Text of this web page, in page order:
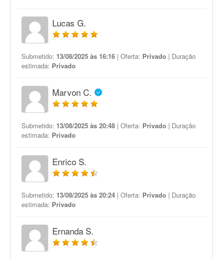
Lucas G.
Submetido: 13/08/2025 às 16:16 | Oferta: Privado | Duração
estimada: Privado
Marvon C.
Submetido: 13/08/2025 às 20:48 | Oferta: Privado | Duração
estimada: Privado
Enrico S.
Submetido: 13/08/2025 às 20:24 | Oferta: Privado | Duração
estimada: Privado
Ernanda S.